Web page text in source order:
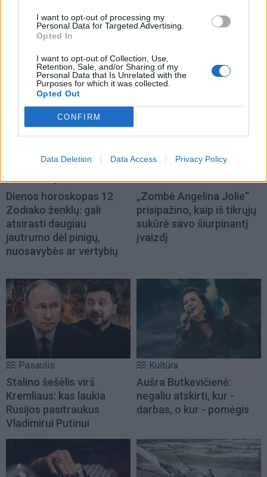
I want to opt-out of processing my
Personal Data for Targeted Advertising.
Opted In
I want to opt-out of Collection, Use,
Retention, Sale, and/or Sharing of my
Personal Data that Is Unrelated with the
Purposes for which it was collected.
Opted Out
CONFIRM
Data Deletion Data Access Privacy Policy
NAUJI
Horoskopai
Dienos horoskopas 12
Zodiako ženklų: gali
atsirasti daugiau
jautrumo dėl pinigų,
nuosavybės ar vertybių
Žmonės
„Zombė Angelina Jolie“
prisipažino, kaip iš tikrųjų
sukūrė savo šiurpinantį
įvaizdį
Pasaulis
Stalino šešėlis virš
Kremliaus: kas laukia
Rusijos pasitraukus
Vladimirui Putinui
Kultūra
Aušra Butkevičienė:
negaliu atskirti, kur -
darbas, o kur - pomėgis